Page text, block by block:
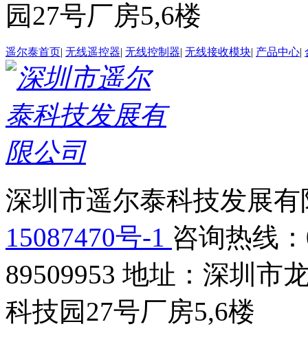
园27号厂房5,6楼
遥尔泰首页| 无线遥控器| 无线控制器| 无线接收模块| 产品中心|
深圳市遥尔泰科技发展
15087470号-1 咨询热线
89509953 地址：深圳市
科技园27号厂房5,6楼